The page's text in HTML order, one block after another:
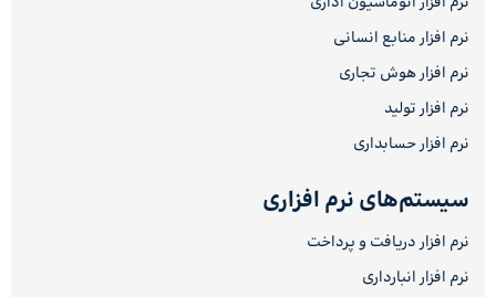
نرم افزار منابع انسانی
نرم افزار هوش تجاری
نرم افزار تولید
نرم افزار حسابداری
سیستم‌های نرم افزاری
نرم افزار دریافت و پرداخت
نرم افزار انبارداری